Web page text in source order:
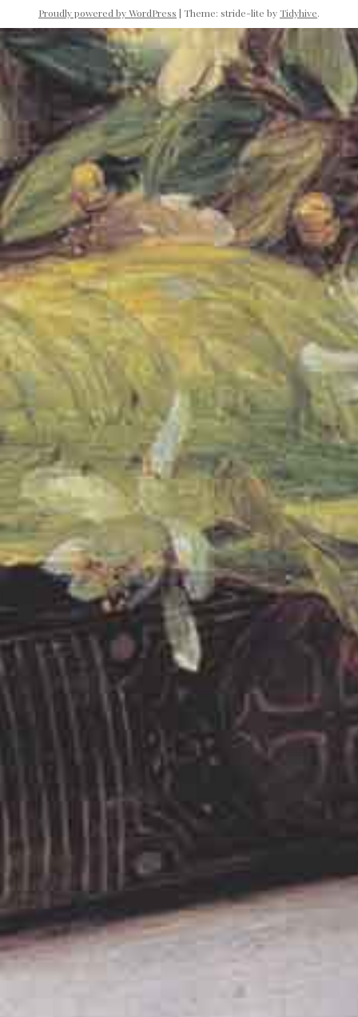
Proudly powered by WordPress | Theme: stride-lite byTidyhive.